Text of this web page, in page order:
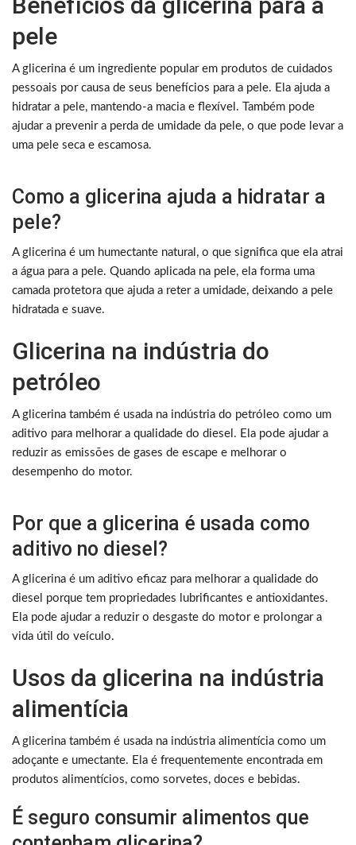
pele
A glicerina é um ingrediente popular em produtos de cuidados
pessoais por causa de seus benefícios para a pele. Ela ajuda a
hidratar a pele, mantendo-a macia e flexível. Também pode
ajudar a prevenir a perda de umidade da pele, o que pode levar a
uma pele seca e escamosa.
Como a glicerina ajuda a hidratar a
pele?
A glicerina é um humectante natural, o que significa que ela atrai
a água para a pele. Quando aplicada na pele, ela forma uma
camada protetora que ajuda a reter a umidade, deixando a pele
hidratada e suave.
Glicerina na indústria do
petróleo
A glicerina também é usada na indústria do petróleo como um
aditivo para melhorar a qualidade do diesel. Ela pode ajudar a
reduzir as emissões de gases de escape e melhorar o
desempenho do motor.
Por que a glicerina é usada como
aditivo no diesel?
A glicerina é um aditivo eficaz para melhorar a qualidade do
diesel porque tem propriedades lubrificantes e antioxidantes.
Ela pode ajudar a reduzir o desgaste do motor e prolongar a
vida útil do veículo.
Usos da glicerina na indústria
alimentícia
A glicerina também é usada na indústria alimentícia como um
adoçante e umectante. Ela é frequentemente encontrada em
produtos alimentícios, como sorvetes, doces e bebidas.
É seguro consumir alimentos que